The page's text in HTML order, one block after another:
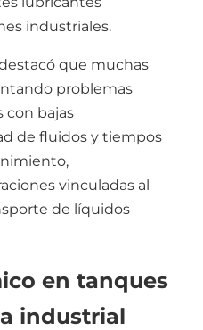
industriales.
que muchas
problemas
con bajas
de fluidos y tiempos
vinculadas al
de líquidos
en tanques
industrial